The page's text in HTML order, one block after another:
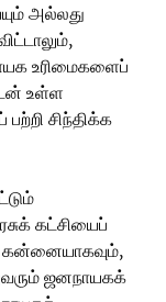
அல்லது
உரிமைகளைப்
உள்ள
சிந்திக்க
கட்சியைப்
ஜனநாயகக்